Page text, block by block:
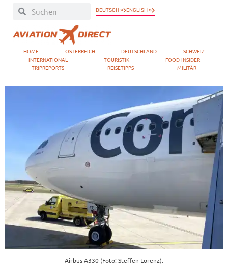
DEUTSCH » ENGLISH »
HOME ÖSTERREICH DEUTSCHLAND
SCHWEIZ
INTERNATIONAL
TOURISTIK
FOOD-INSIDER
TRIPREPORTS
REISETIPPS MILITÄR
Airbus A330 (Foto: Steffen Lorenz).